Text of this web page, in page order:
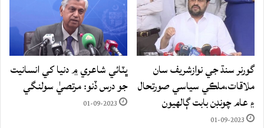
گورنر سنڌ جي نوازشريف سان
ملاقات،ملڪي سياسي صورتحال
۽ عام چونڊن بابت ڳالهيون
01-09-2023
ڀٽائي شاعري ۾ دنيا کي انسانيت
جو درس ڏنو: مرتصيٰ سولنگي
01-09-2023